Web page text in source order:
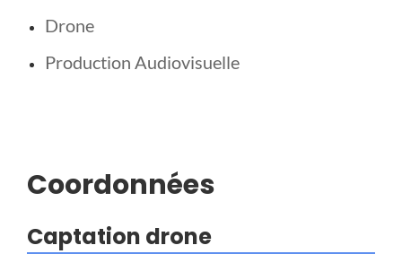
Drone
Production Audiovisuelle
Coordonnées
Captation drone